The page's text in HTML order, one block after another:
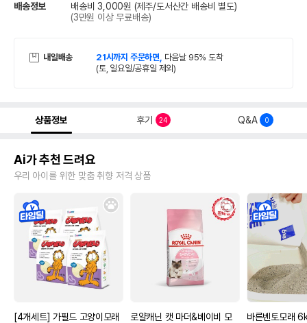
배송정보 배송비 3,000원 (제주/도서산간 배송비 별도)
(3만원 이상 무료배송)
내일배송 21시까지 주문하면, 다음날 95% 도착
(토, 일요일/공휴일 제외)
상품정보 후기 24 Q&A 0
Ai가 추천 드려요
우리 아이를 위한 맞춤 취향 저격 상품
[4개세트] 가필드 고양이모래
로얄캐닌 캣 마더&베이비 모
바른벤토모래